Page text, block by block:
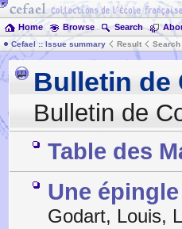
Home Browse Search
Cefael :: Issue summary Result Search
Bulletin de
Bulletin de
Table des
Une
Godart, Louis,